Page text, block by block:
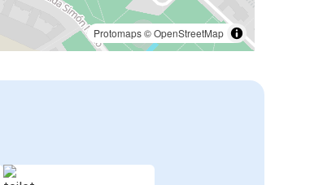
Protomaps©OpenStreetMap